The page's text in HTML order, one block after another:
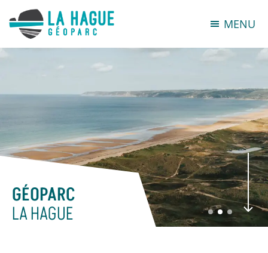
MENU
GÉOPARC
LA HAGUE